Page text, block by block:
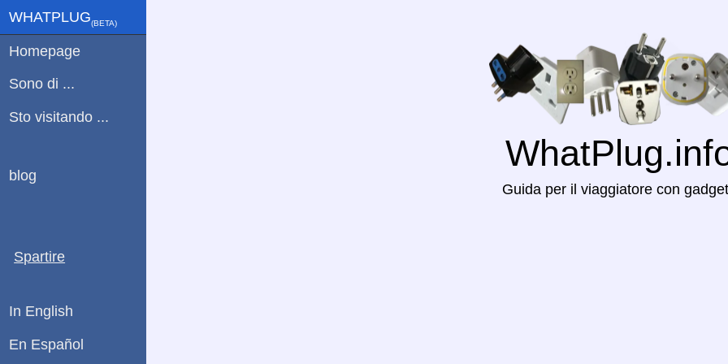
Guida per il viaggiatore con
WHATPLUG(ΒETA)
Homepage
Sono di ...
Sto visitando ...
blog
Spartire
In English
En Español